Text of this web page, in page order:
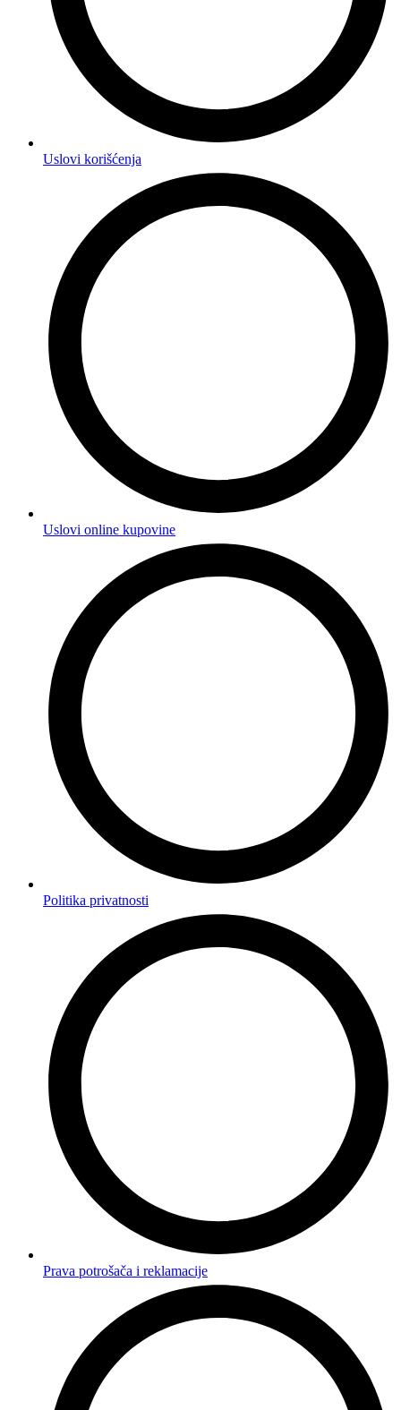
Uslovi korišćenja
Uslovi online kupovine
Politika privatnosti
Prava potrošača i reklamacije